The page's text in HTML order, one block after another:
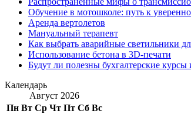
Обучение в мотошколе: путь к
Аренда вертолетов
Мануальный терапевт
Как выбрать аварийные светильники
Использование бетона в 3D-печати
Будут ли полезны бухгалтерские
Календарь
Август 2026
Пн Вт Ср Чт Пт Сб Вс